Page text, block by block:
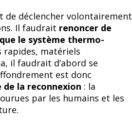
de déclencher volontairement
Il faudrait renoncer de
le système thermo-
matériels
il faudrait d’abord se
est donc
de la reconnexion : la
par les humains et les